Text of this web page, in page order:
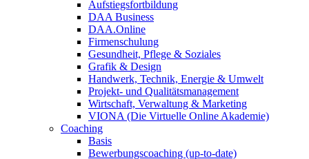
Aufstiegsfortbildung
DAA Business
DAA.Online
Firmenschulung
Gesundheit, Pflege & Soziales
Grafik & Design
Handwerk, Technik, Energie & Umwelt
Projekt- und Qualitätsmanagement
Wirtschaft, Verwaltung & Marketing
VIONA (Die Virtuelle Online Akademie)
Coaching
Basis
Bewerbungscoaching (up-to-date)